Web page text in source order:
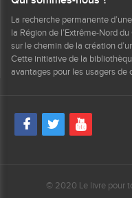
La recherche permanente
la Région de l’Extrême-Nord
sur le chemin de la création
Cette initiative de la
avantages pour les usagers de
© 2020 Le livre pour